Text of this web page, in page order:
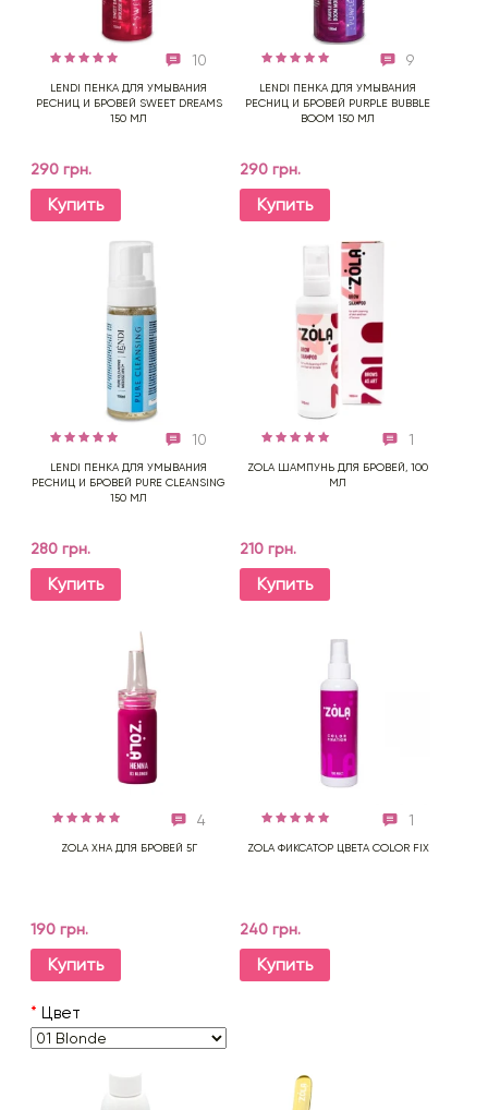
10
LENDI ПЕНКА ДЛЯ УМЫВАНИЯ
РЕСНИЦ И БРОВЕЙ SWEET DREAMS
150 МЛ
290 грн.
Купить
9
LENDI ПЕНКА ДЛЯ УМЫВАНИЯ
РЕСНИЦ И БРОВЕЙ PURPLE BUBBLE
BOOM 150 МЛ
290 грн.
Купить
10
LENDI ПЕНКА ДЛЯ УМЫВАНИЯ
РЕСНИЦ И БРОВЕЙ PURE CLEANSING
150 МЛ
280 грн.
Купить
1
ZOLA ШАМПУНЬ ДЛЯ БРОВЕЙ, 100
МЛ
210 грн.
Купить
4
ZOLA ХНА ДЛЯ БРОВЕЙ 5Г
190 грн.
Купить
* Цвет
1
ZOLA ФИКСАТОР ЦВЕТА COLOR FIX
240 грн.
Купить